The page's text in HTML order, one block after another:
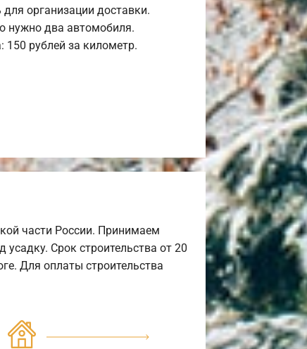
организации доставки.
нужно два автомобиля.
рублей за километр.
части России. Принимаем
Срок строительства от 20
Для оплаты строительства